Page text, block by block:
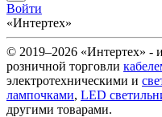
Войти
«Интертех»
© 2019–2026 «Интертех» -
розничной торговли
электротехническими и
лампочками, LED
другими товарами.